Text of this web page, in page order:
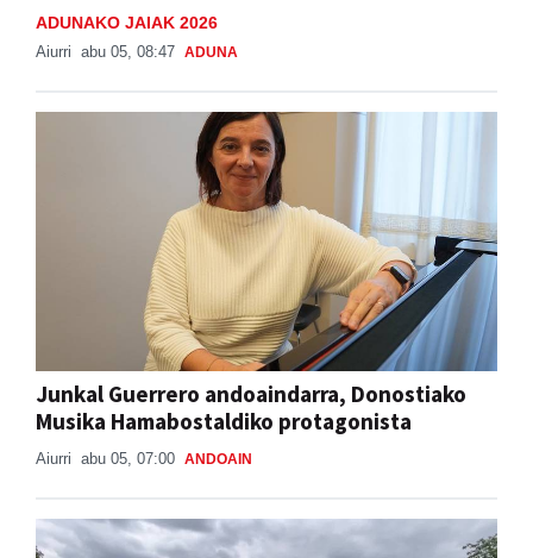
ADUNAKO JAIAK 2026
Aiurri abu 05, 08:47 ADUNA
Junkal Guerrero andoaindarra, Donostiako
Musika Hamabostaldiko protagonista
Aiurri abu 05, 07:00 ANDOAIN